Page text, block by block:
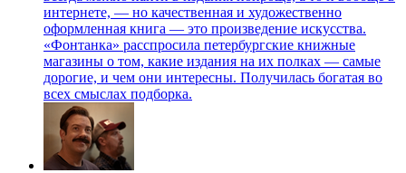
интернете, — но качественная и художественно
оформленная книга — это произведение искусства.
«Фонтанка» расспросила петербургские книжные
магазины о том, какие издания на их полках — самые
дорогие, и чем они интересны. Получилась богатая во
всех смыслах подборка.